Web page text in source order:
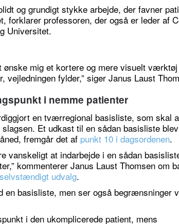
og grundigt stykke arbejde, der favner
forklarer professoren, der også er leder af
Universitet.
ønske mig et kortere og mere visuelt
vejledningen fylder,” siger Janus Laust
i nemme patienter
en tværregional basisliste, som skal
Et udkast til en sådan basisliste
fremgår det af punkt 10 i dagsordenen.
vanskeligt at indarbejde i en sådan
kommenterer Janus Laust Thomsen om
selvstændigt udvalg.
en basisliste, men ser også begrænsninger
i den ukomplicerede patient, mens